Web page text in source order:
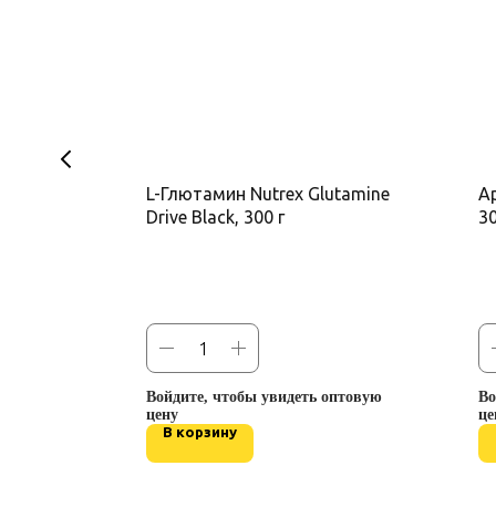
L-Глютамин Nutrex Glutamine
Drive Black, 300 г
Войдите, чтобы увидеть оптовую
цену
В корзину